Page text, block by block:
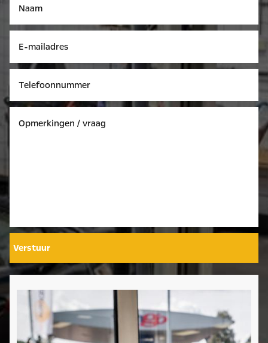
Verstuur